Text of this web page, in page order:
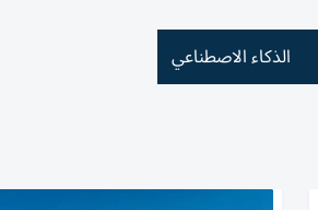
الذكاء الاصطناعي